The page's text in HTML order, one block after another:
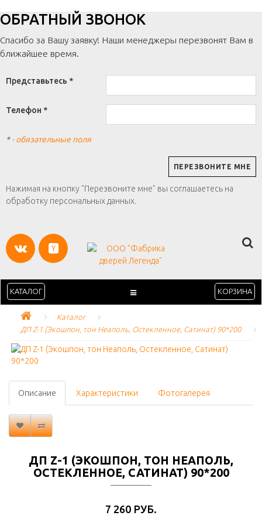
ОБРАТНЫЙ ЗВОНОК
Спасибо за Вашу заявку! Наши менеджеры перезвонят Вам в
ближайшее время.
Представьтесь *
Телефон *
*- обязательные поля
Нажимая на кнопку "Перезвоните мне" вы соглашаетесь на
обработку персональных данных.
КАТАЛОГ КОРЗИНА
Каталог
ДП Z-1 (Экошпон, тон Неаполь, Остекленное, Сатинат) 90*200
Описание Характеристики Фотогалерея
ДП Z-1 (ЭКОШПОН, ТОН НЕАПОЛЬ,
ОСТЕКЛЕННОЕ, САТИНАТ) 90*200
7 260 РУБ.